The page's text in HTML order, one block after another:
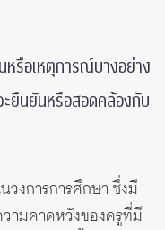
รือเหตุการณ์บางอย่าง
ะยืนยันหรือสอดคล้องกับ
งการการศึกษา ซึ่งมี
ามคาดหวังของครูที่มี